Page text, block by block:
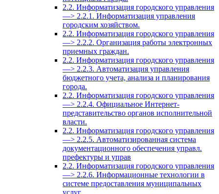
2.2. Информатизация городского управления
—> 2.2.1. Информатизация управления
городским хозяйством.
2.2. Информатизация городского управления
—> 2.2.2. Организация работы электронных
приемных граждан.
2.2. Информатизация городского управления
—> 2.2.3. Автоматизация управления
бюджетного учета, анализа и планирования
города.
2.2. Информатизация городского управления
—> 2.2.4. Официальное Интернет-
представительство органов исполнительной
власти.
2.2. Информатизация городского управления
—> 2.2.5. Автоматизированная система
документационного обеспечения управл.
префектуры и управ
2.2. Информатизация городского управления
—> 2.2.6. Информационные технологии в
системе предоставления муниципальных
услуг